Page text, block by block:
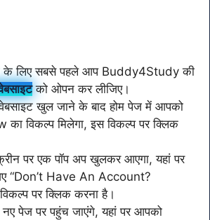
लिए सबसे पहले आप Buddy4Study की
को ओपन कर लीजिए।
खुल जाने के बाद होम पेज में आपको
विकल्प मिलेगा, इस विकल्प पर क्लिक
पर एक पॉप अप खुलकर आएगा, यहां पर
“Don’t Have An Account?
पर क्लिक करना है।
पेज पर पहुंच जाएंगे, यहां पर आपको